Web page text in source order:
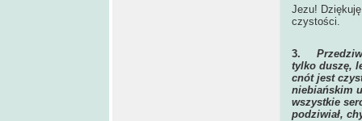
Jezu!
czystości.
3.
tylko duszę,
cnót jest
niebiańskim
wszystkie
podziwiał,